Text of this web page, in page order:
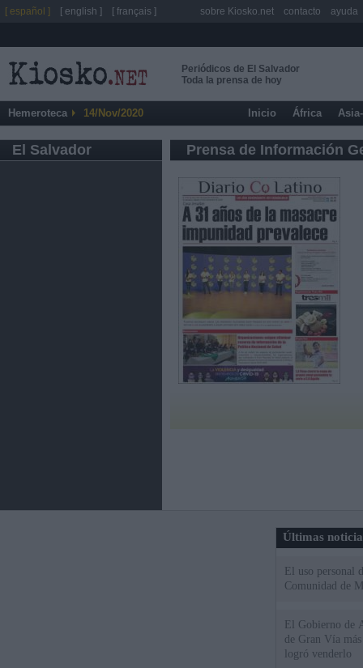
Periódicos de El Salvador
Toda la prensa de hoy
Hemeroteca 14/Nov/2020 Inicio África
El Salvador Prensa de Información
Últimas
El uso personal
Comunidad de
El Gobierno de
de Gran Vía
logró venderlo
[ español ] [ english ] [ français ] sobre Kiosko.net contacto ayuda